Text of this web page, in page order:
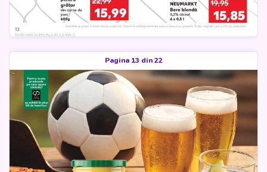
Pagina 13 din 22